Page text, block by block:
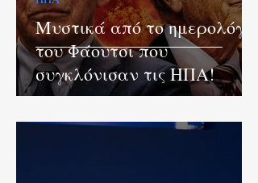
Μυστικά από το ημερολόγιο
του Φάουτσι που
συγκλόνισαν τις ΗΠΑ!